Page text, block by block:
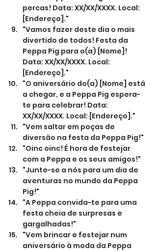
percas! Data: XX/XX/XXXX. Local:
[Endereço]."
"Vamos fazer deste dia o mais
divertido de todos! Festa da
Peppa Pig para o(a) [Nome]!
Data: XX/XX/XXXX. Local:
[Endereço]."
"O aniversário do(a) [Nome] está
a chegar, e a Peppa Pig espera-
te para celebrar! Data:
XX/XX/XXXX. Local: [Endereço]."
"Vem saltar em poças de
diversão na festa da Peppa Pig!"
"Oinc oinc! É hora de festejar
com a Peppa e os seus amigos!"
"Junte-se a nós para um dia de
aventuras no mundo da Peppa
Pig!"
"A Peppa convida-te para uma
festa cheia de surpresas e
gargalhadas!"
"Vem brincar e festejar num
aniversário à moda da Peppa